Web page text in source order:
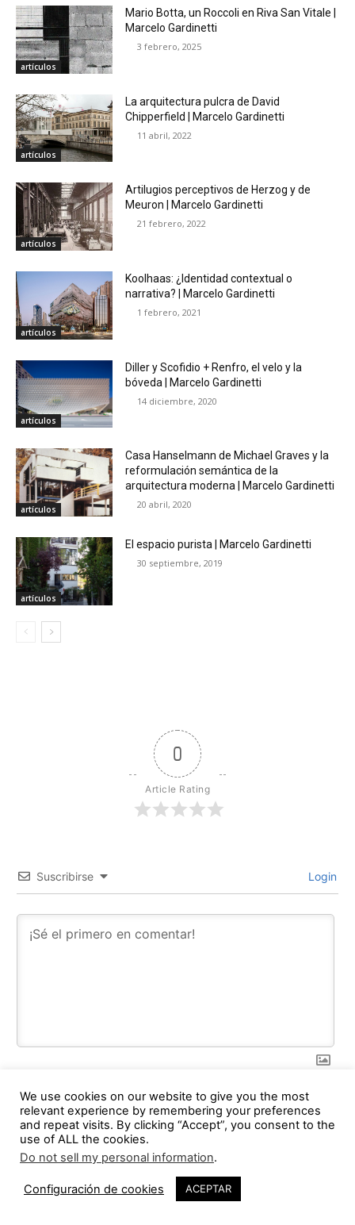
artículos
Mario Botta, un Roccoli en Riva San Vitale |
Marcelo Gardinetti
3 febrero, 2025
artículos
La arquitectura pulcra de David
Chipperfield | Marcelo Gardinetti
11 abril, 2022
artículos
Artilugios perceptivos de Herzog y de
Meuron | Marcelo Gardinetti
21 febrero, 2022
artículos
Koolhaas: ¿Identidad contextual o
narrativa? | Marcelo Gardinetti
1 febrero, 2021
artículos
Diller y Scofidio + Renfro, el velo y la
bóveda | Marcelo Gardinetti
14 diciembre, 2020
artículos
Casa Hanselmann de Michael Graves y la
reformulación semántica de la
arquitectura moderna | Marcelo Gardinetti
20 abril, 2020
artículos
El espacio purista | Marcelo Gardinetti
30 septiembre, 2019
0
Article Rating
Suscribirse Login
0COMMENTS
We use cookies on our website to give you the most
relevant experience by remembering your preferences
and repeat visits. By clicking “Accept”, you consent to the
use of ALL the cookies.
Do not sell my personal information.
Configuración de cookies ACEPTAR